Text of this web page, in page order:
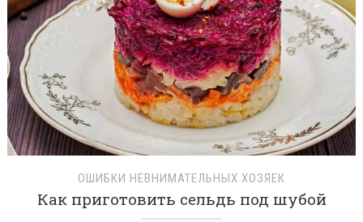
ОШИБКИ НЕВНИМАТЕЛЬНЫХ ХОЗЯЕК
Как приготовить сельдь под шубой